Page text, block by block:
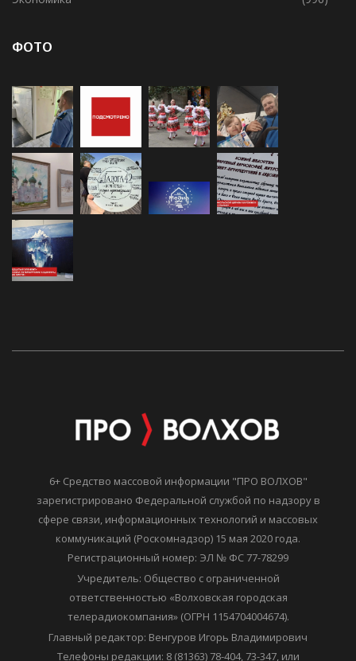
6+ Средство массовой информации "ПРО ВОЛХОВ"
сфере связи, информационных технологий и массовых
коммуникаций (Роскомнадзор) 15 мая 2020 года.
Регистрационный номер: ЭЛ № ФС 77-78299
Учредитель: Общество с ограниченной
ответственностью «Волховская городская
телерадиокомпания» (ОГРН 1154704004674).
Главный редактор: Венгуров Игорь Владимирович
Телефоны редакции: 8 (81363) 78-404, 73-347, или
мобильный: 921-44-22-999.